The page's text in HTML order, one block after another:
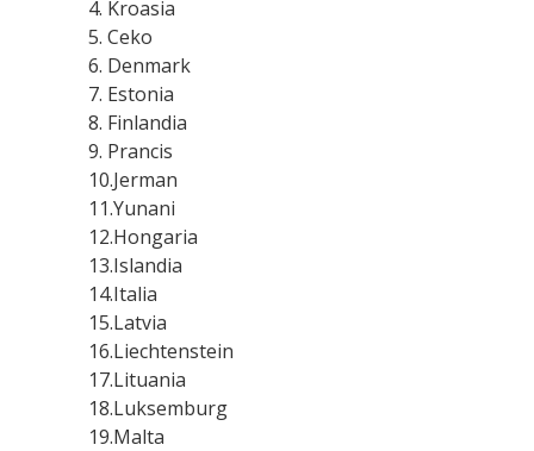
4. Kroasia
5. Ceko
6. Denmark
7. Estonia
8. Finlandia
9. Prancis
10.Jerman
11.Yunani
12.Hongaria
13.Islandia
14.Italia
15.Latvia
16.Liechtenstein
17.Lituania
18.Luksemburg
19.Malta